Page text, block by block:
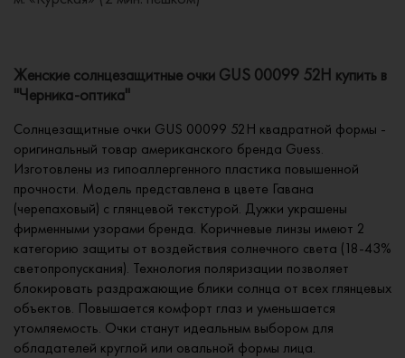
Женские солнцезащитные очки GUS 00099 52H купить в
"Черника-оптика"
Солнцезащитные очки GUS 00099 52H квадратной формы -
оригинальный товар американского бренда Guess.
Изготовлены из гипоаллергенного пластика повышенной
прочности. Модель представлена в цвете Гавана
(черепаховый) с глянцевой текстурой. Дужки украшены
фирменными узорами бренда. Коричневые линзы имеют 2
категорию защиты от воздействия солнечного света (18-43%
светопропускания). Технология поляризации позволяет
блокировать раздражающие блики солнца от всех глянцевых
объектов. Повышается комфорт глаз и уменьшается
утомляемость. Очки станут идеальным выбором для
обладателей круглой или овальной формы лица.